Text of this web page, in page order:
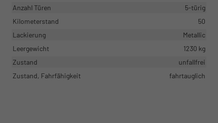
Anzahl Türen
5-türig
Kilometerstand
50
Lackierung
Metallic
Leergewicht
1230 kg
Zustand
unfallfrei
Zustand, Fahrfähigkeit
fahrtauglich